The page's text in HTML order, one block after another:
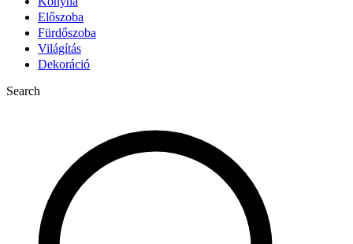
Előszoba
Fürdőszoba
Világítás
Dekoráció
Search